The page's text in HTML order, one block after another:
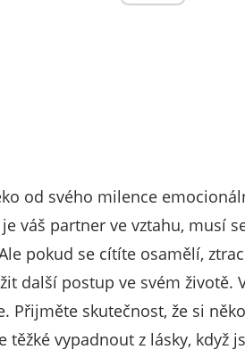
od svého milence
váš partner ve vztahu, musí
pokud se cítíte osamělí,
další postup ve svém životě.
Přijměte skutečnost, že si
těžké vypadnout z lásky, když